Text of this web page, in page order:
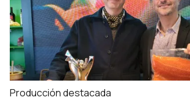
Producción destacada